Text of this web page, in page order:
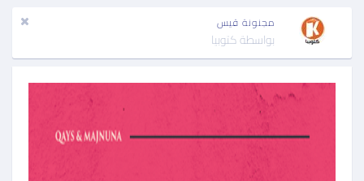
مجنونة قيس
بواسطةكتوبيا